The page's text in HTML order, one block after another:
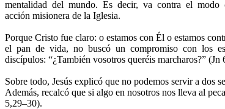
mentalidad del mundo. Es decir, va contra el
acción misionera de la Iglesia.
Porque Cristo fue claro: o estamos con Él o estamos
el pan de vida, no buscó un compromiso con los
discípulos: “¿También vosotros queréis marcharos?” (Jn
Sobre todo, Jesús explicó que no podemos servir a dos
Además, recalcó que si algo en nosotros nos lleva al
5,29–30).